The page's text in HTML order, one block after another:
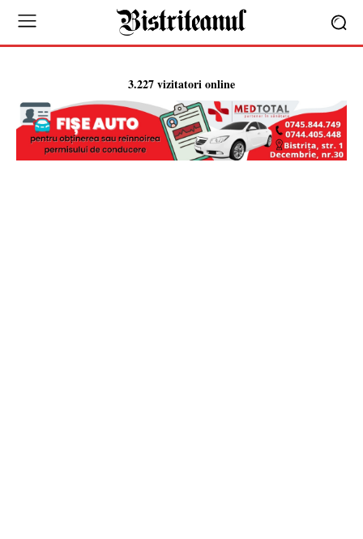
3.227 vizitatori online